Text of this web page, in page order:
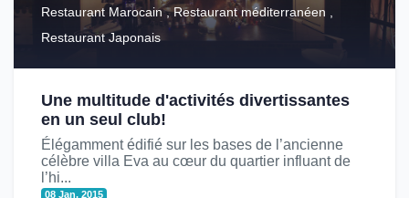
Restaurant Marocain , Restaurant méditerranéen ,
Restaurant Japonais
Une multitude d'activités divertissantes
en un seul club!
Élégamment édifié sur les bases de l’ancienne
célèbre villa Eva au cœur du quartier influant de
l’hi...
08 Jan, 2015